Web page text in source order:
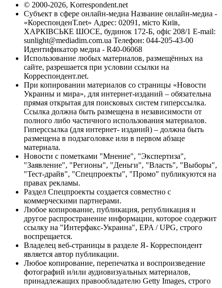
© 2000-2026, Korrespondent.net
Субъект в сфере онлайн-медиа Название онлайн-медиа -
«КореспонденТ.net» Адрес: 02091, місто Київ,
ХАРКІВСЬКЕ ШОСЕ, будинок 172-Б, офіс 208/1 E-mail:
sunlight@mediadim.com.ua Телефон: 044-205-43-00
Идентификатор медиа - R40-06068
Использование любых материалов, размещённых на
сайте, разрешается при условии ссылки на
Корреспондент.net.
При копировании материалов со страницы «Новости
Украины и мира», для интернет-изданий – обязательна
прямая открытая для поисковых систем гиперссылка.
Ссылка должна быть размещена в независимости от
полного либо частичного использования материалов.
Гиперссылка (для интернет- изданий) – должна быть
размещена в подзаголовке или в первом абзаце
материала.
Новости с пометками "Мнение", "Экспертиза",
"Заявление", "Регионы", "Деньги", "Власть", "Выборы",
"Тест-драйв", "Спецпроекты", "Промо" публикуются на
правах рекламы.
Раздел Спецпроекты создается совместно с
коммерческими партнерами.
Любое копирование, публикация, републикация и
другое распространение информации, которое содержит
ссылку на "Интерфакс-Украина", EPA / UPG, строго
воспрещается.
Владелец веб-страницы в разделе Я- Корреспондент
является автор публикации.
Любое копирование, перепечатка и воспроизведение
фотографий и/или аудиовизуальных материалов,
принадлежащих правообладателю Getty Images, строго